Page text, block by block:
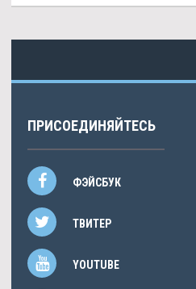
ПРИСОЕДИНЯЙТЕСЬ
ФЭЙСБУК
ТВИТЕР
YOUTUBE